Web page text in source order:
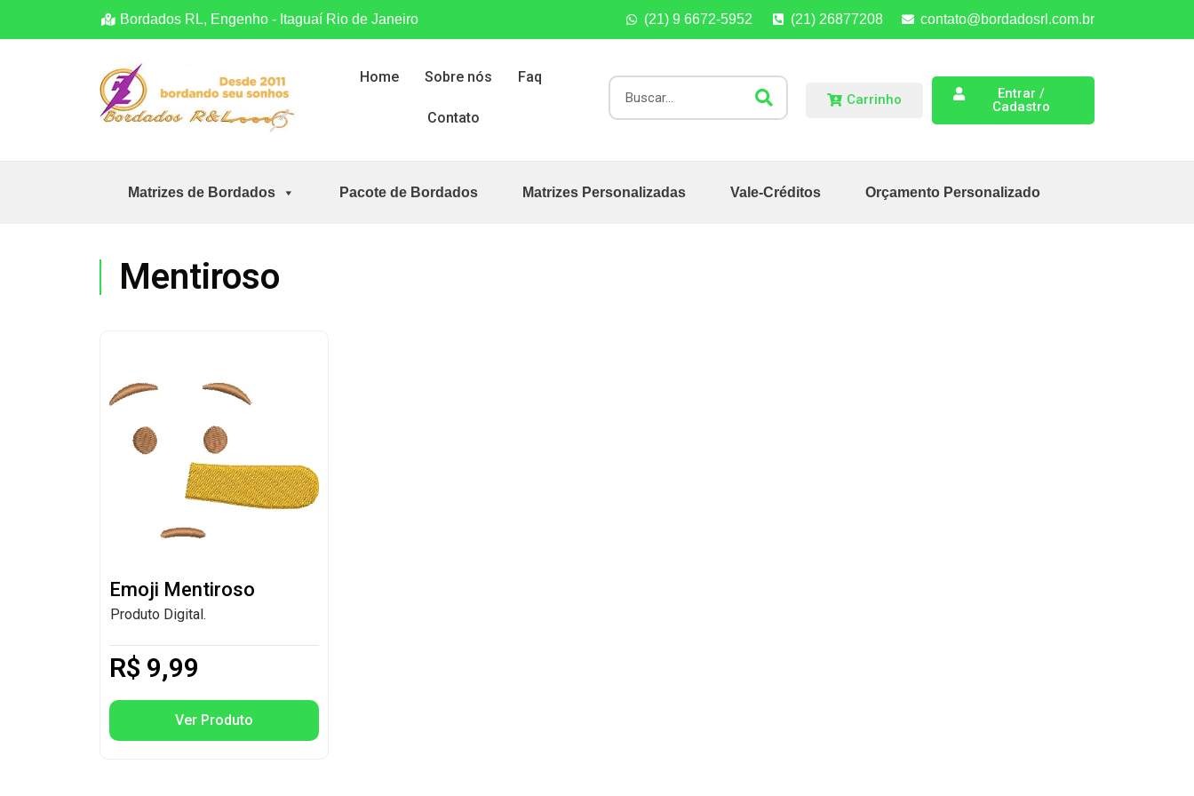
Bordados RL, Engenho - Itaguaí Rio de Janeiro (21) 9 6672-5952 (21) 26877208 contato@bordadosrl.com.br
Home Sobre nós Faq
Contato
Carrinho
Entrar /
Cadastro
Matrizes de Bordados Pacote de Bordados Matrizes Personalizadas Vale-Créditos Orçamento Personalizado
Mentiroso
Emoji Mentiroso
Produto Digital.
R$ 9,99
Ver Produto